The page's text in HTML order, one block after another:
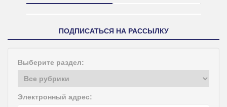
ПОДПИСАТЬСЯ НА РАССЫЛКУ
Выберите раздел:
Электронный адрес: